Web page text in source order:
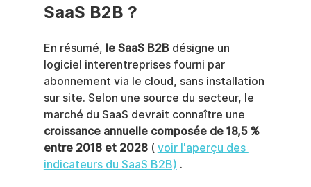
SaaS B2B ?
En résumé, le SaaS B2B désigne un
logiciel interentreprises fourni par
abonnement via le cloud, sans installation
sur site. Selon une source du secteur, le
marché du SaaS devrait connaître une
croissance annuelle composée de 18,5 %
entre 2018 et 2028 ( voir l'aperçu des
indicateurs du SaaS B2B) .